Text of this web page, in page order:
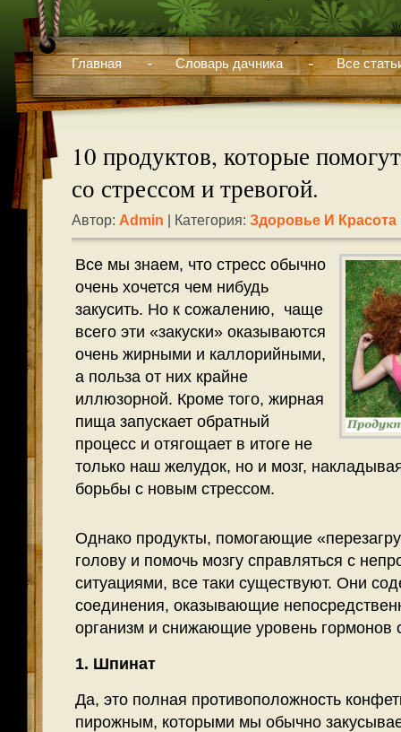
Главная Словарь дачника Все
10 продуктов, которые
со стрессом и тревогой.
Автор: Admin | Категория: Здоровье И Красота
Все мы знаем, что стресс обычно
очень хочется чем нибудь
закусить. Но к сожалению, чаще
всего эти «закуски» оказываются
очень жирными и каллорийными,
а польза от них крайне
иллюзорной. Кроме того, жирная
пища запускает обратный
процесс и отягощает в итоге не
только наш желудок, но и мозг,
борьбы с новым стрессом.
Однако продукты, помогающие
голову и помочь мозгу справляться с
ситуациями, все таки существуют. Они
соединения, оказывающие
организм и снижающие уровень гормонов
1. Шпинат
Да, это полная противоположность
пирожным, которыми мы обычно